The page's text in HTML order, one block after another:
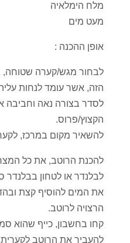
מלח הימלאיה
מעט מים
אופן ההכנה :
לבחור מגש/קערה שטוחה,
הזה, אשר עומד לנחות
לסדר בצורה נאה וחביבה
הקצוץ/פרוס.
להשאיר מקום במרכז,
להכנת הרוטב, את כל
לבלנדר או לטחון בבלנדר
את המים להוסיף קצת
הרצויה לרוטב.
קחו בחשבון, כייף שהוא
להעביר את הרוטב